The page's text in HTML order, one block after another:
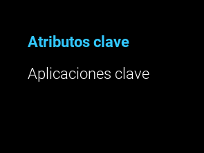
Atributos clave
Aplicaciones clave